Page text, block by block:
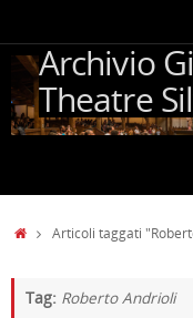
contenutoArchivio
Theatre
HomeArticoli taggati
Tag: Roberto Andrioli